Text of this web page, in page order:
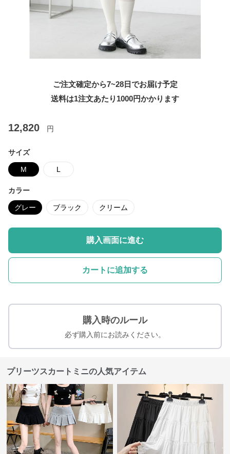
ご注文確定から7~28日でお届け予定
送料は1注文あたり 1000円かかります
12,820 円
サイズ
M L
カラー
グレー ブラック クリーム
購入画面に進む
カートに追加する
購入時のルール
必ず購入前にお読みください。
プリーツスカートミニの人気アイテム